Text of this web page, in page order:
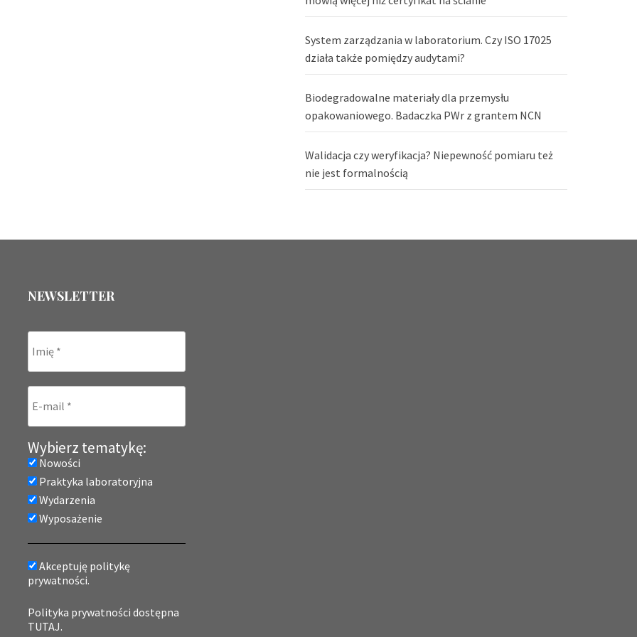
System zarządzania w laboratorium. Czy ISO 17025
działa także pomiędzy audytami?
Biodegradowalne materiały dla przemysłu
opakowaniowego. Badaczka PWr z grantem NCN
Walidacja czy weryfikacja? Niepewność pomiaru też
nie jest formalnością
NEWSLETTER
Wybierz tematykę:
Nowości
Praktyka laboratoryjna
Wydarzenia
Wyposażenie
Akceptuję politykę
prywatności.
Polityka prywatności dostępna
TUTAJ.